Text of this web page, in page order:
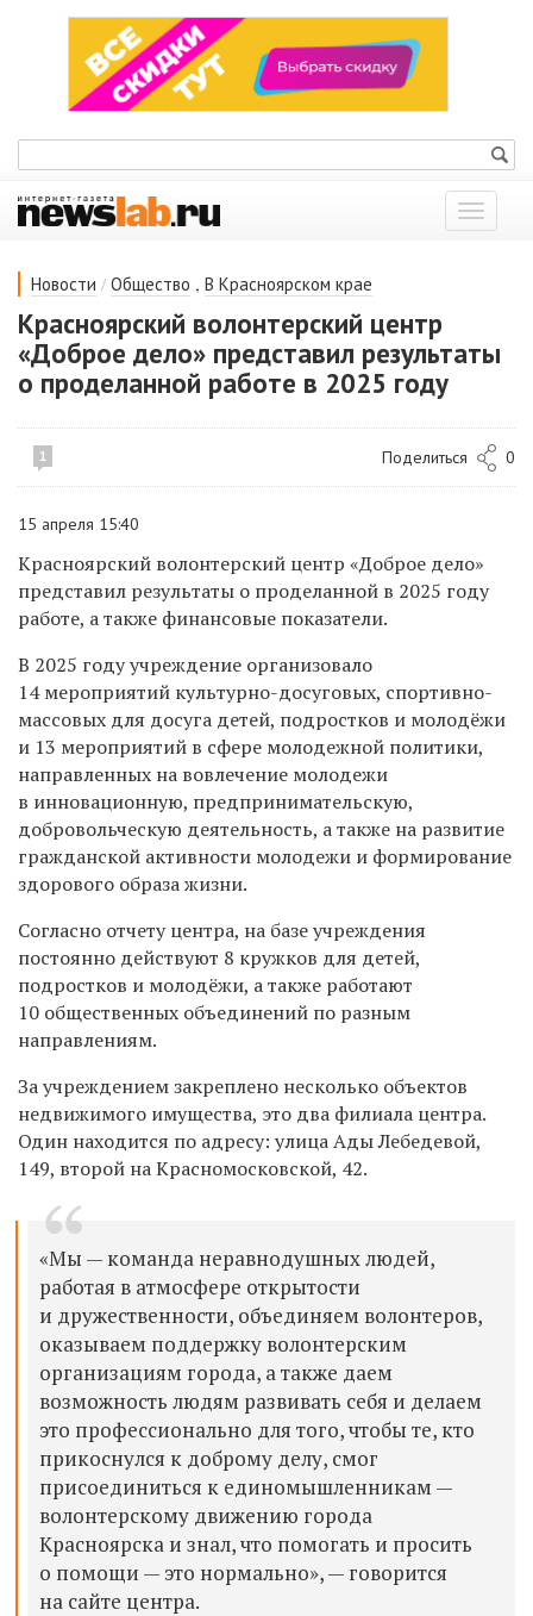
Показать
меню
Новости / Общество , В Красноярском крае
Красноярский волонтерский центр
«Доброе дело» представил результаты
о проделанной работе в 2025 году
1 Поделиться 0
15 апреля 15:40
Красноярский волонтерский центр «Доброе дело»
представил результаты о проделанной в 2025 году
работе, а также финансовые показатели.
В 2025 году учреждение организовало
14 мероприятий культурно-досуговых, спортивно-
массовых для досуга детей, подростков и молодёжи
и 13 мероприятий в сфере молодежной политики,
направленных на вовлечение молодежи
в инновационную, предпринимательскую,
добровольческую деятельность, а также на развитие
гражданской активности молодежи и формирование
здорового образа жизни.
Согласно отчету центра, на базе учреждения
постоянно действуют 8 кружков для детей,
подростков и молодёжи, а также работают
10 общественных объединений по разным
направлениям.
За учреждением закреплено несколько объектов
недвижимого имущества, это два филиала центра.
Один находится по адресу: улица Ады Лебедевой,
149, второй на Красномосковской, 42.
«Мы — команда неравнодушных людей,
работая в атмосфере открытости
и дружественности, объединяем волонтеров,
оказываем поддержку волонтерским
организациям города, а также даем
возможность людям развивать себя и делаем
это профессионально для того, чтобы те, кто
прикоснулся к доброму делу, смог
присоединиться к единомышленникам —
волонтерскому движению города
Красноярска и знал, что помогать и просить
о помощи — это нормально», — говорится
на сайте центра.